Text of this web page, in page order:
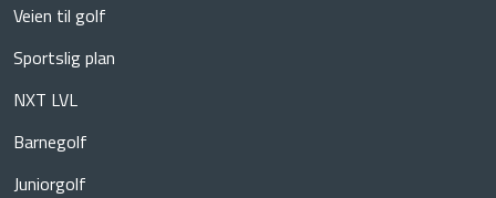
Veien til golf
Sportslig plan
NXT LVL
Barnegolf
Juniorgolf